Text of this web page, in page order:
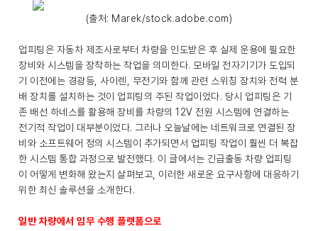
(출처: Marek/stock.adobe.com)
업피팅은 자동차 제조사로부터 차량을 인도받은 후 실제 운용에 필요한
장비와 시스템을 장착하는 작업을 의미한다. 모바일 전자기기가 도입되
기 이전에는 경광등, 사이렌, 무전기와 함께 관련 스위칭 장치와 전력 분
배 장치를 설치하는 것이 업피팅의 주된 작업이었다. 당시 업피팅은 기
존 배선 하네스를 활용해 장비를 차량의 12V 전원 시스템에 연결하는
전기적 작업이 대부분이었다. 그러나 오늘날에는 네트워크로 연결된 장
비와 소프트웨어 정의 시스템이 추가되면서 업피팅 작업이 훨씬 더 복잡
한 시스템 통합 과정으로 발전했다. 이 글에서는 긴급출동 차량 업피팅
이 어떻게 변화해 왔는지 살펴보고, 이러한 새로운 요구사항에 대응하기
위한 최신 솔루션을 소개한다.
일반 차량에서 임무 수행 플랫폼으로